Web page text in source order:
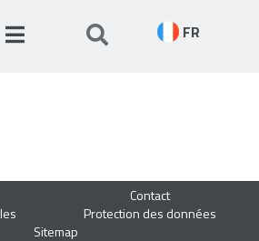
FR
Contact
Protection des données
Sitemap